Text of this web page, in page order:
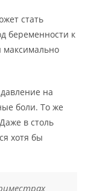
стать
беременности к
максимально
на
боли. То же
в столь
хотя бы